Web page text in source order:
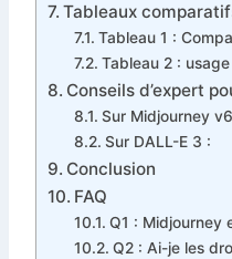
Tableaux
Tableau 1 :
Tableau 2 :
Conseils d’expert
Sur Midjourney
Sur DALL-E 3 :
Conclusion
FAQ
Q1 : Midjourney
Q2 : Ai-je les